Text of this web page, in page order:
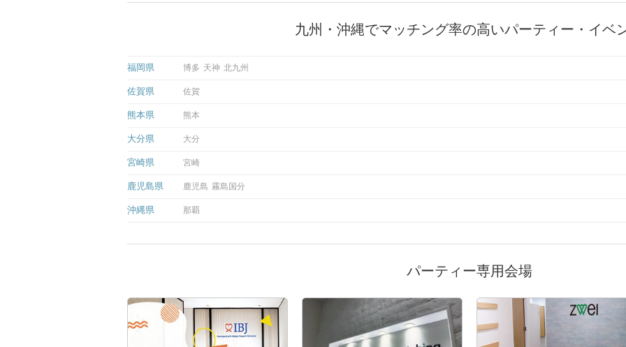
九州・沖縄でマッチング率の高いパーティー・イベ
福岡県 博多 天神 北九州
佐賀県 佐賀
熊本県 熊本
大分県 大分
宮崎県 宮崎
鹿児島県 鹿児島 霧島国分
沖縄県 那覇
パーティー専用会場